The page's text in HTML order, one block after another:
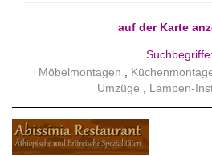
auf der Karte
Suchbegriffe:
Möbelmontagen
Umzüge
Lampen-